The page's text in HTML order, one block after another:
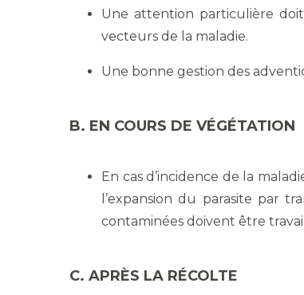
Une attention particulière
vecteurs de la maladie.
Une bonne gestion des
B. EN COURS DE VÉGÉTATION
En cas d’incidence de la
l’expansion du parasite par
contaminées doivent être
C. APRÈS LA RÉCOLTE